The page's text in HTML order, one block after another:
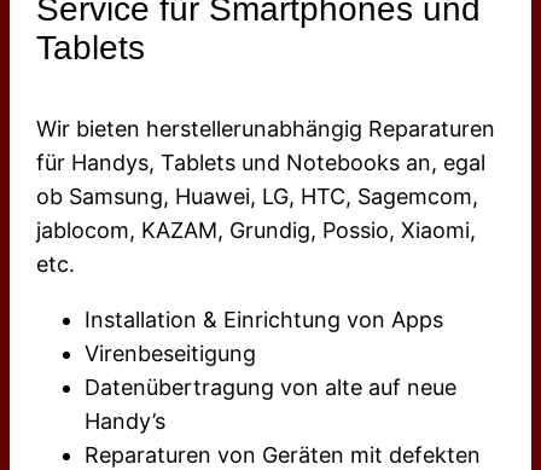
Service für Smartphones und
Tablets
Wir bieten herstellerunabhängig Reparaturen
für Handys, Tablets und Notebooks an, egal
ob Samsung, Huawei, LG, HTC, Sagemcom,
jablocom, KAZAM, Grundig, Possio, Xiaomi,
etc.
Installation & Einrichtung von Apps
Virenbeseitigung
Datenübertragung von alte auf neue
Handy’s
Reparaturen von Geräten mit defekten